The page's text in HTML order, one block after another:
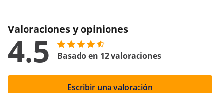
Valoraciones y opiniones
4.5 Basado en 12 valoraciones
Escribir una valoración